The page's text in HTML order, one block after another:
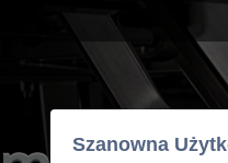
Szanowna